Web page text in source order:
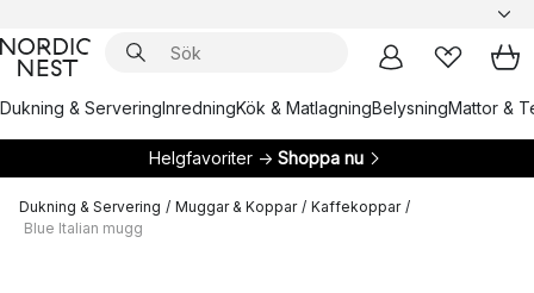
Dukning & ServeringInredningKök & MatlagningBelysningMattor &
Helgfavoriter → Shoppa nu
Dukning & Servering / Muggar & Koppar / Kaffekoppar /
Blue Italian mugg